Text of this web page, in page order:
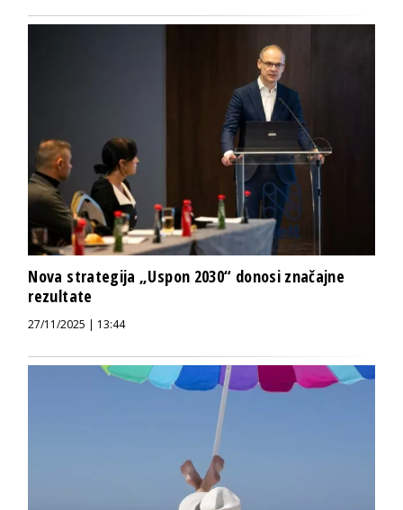
Nova strategija „Uspon 2030“ donosi značajne
rezultate
27/11/2025 | 13:44